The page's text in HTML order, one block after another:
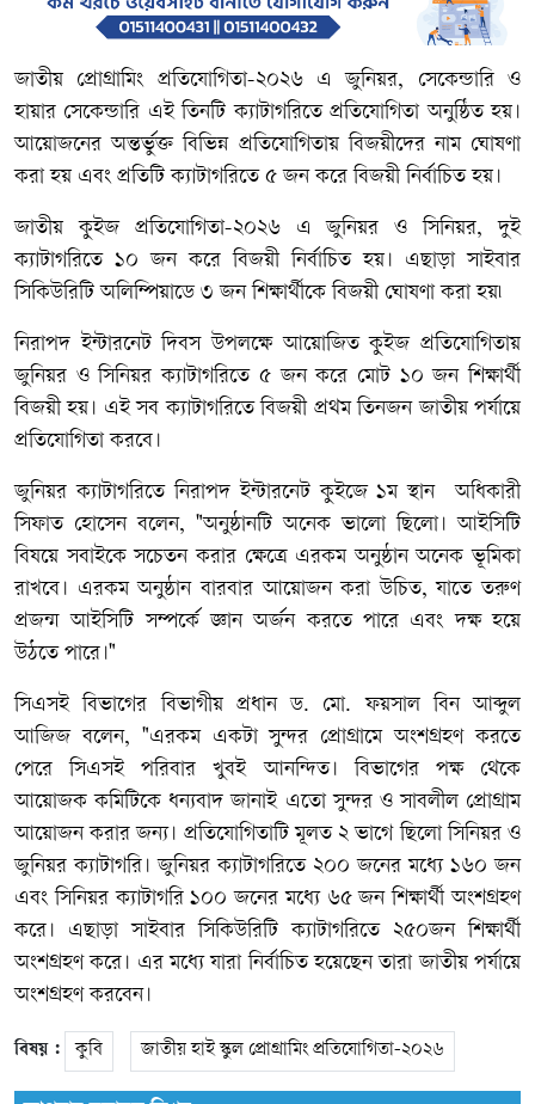
জাতীয় প্রোগ্রামিং প্রতিযোগিতা-২০২৬ এ জুনিয়র, সেকেন্ডারি ও
হায়ার সেকেন্ডারি এই তিনটি ক্যাটাগরিতে প্রতিযোগিতা অনুষ্ঠিত হয়।
আয়োজনের অন্তর্ভুক্ত বিভিন্ন প্রতিযোগিতায় বিজয়ীদের নাম ঘোষণা
করা হয় এবং প্রতিটি ক্যাটাগরিতে ৫ জন করে বিজয়ী নির্বাচিত হয়।
‎জাতীয় কুইজ প্রতিযোগিতা-২০২৬ এ জুনিয়র ও সিনিয়র, দুই
ক্যাটাগরিতে ১০ জন করে বিজয়ী নির্বাচিত হয়। এছাড়া সাইবার
সিকিউরিটি অলিম্পিয়াডে ৩ জন শিক্ষার্থীকে বিজয়ী ঘোষণা করা হয়৷
‎নিরাপদ ইন্টারনেট দিবস উপলক্ষে আয়োজিত কুইজ প্রতিযোগিতায়
জুনিয়র ও সিনিয়র ক্যাটাগরিতে ৫ জন করে মোট ১০ জন শিক্ষার্থী
বিজয়ী হয়। এই সব ক্যাটাগরিতে বিজয়ী প্রথম তিনজন জাতীয় পর্যায়ে
প্রতিযোগিতা করবে।
‎জুনিয়র ক্যাটাগরিতে নিরাপদ ইন্টারনেট কুইজে ১ম স্থান অধিকারী
সিফাত হোসেন বলেন, ‎"অনুষ্ঠানটি অনেক ভালো ছিলো। আইসিটি
বিষয়ে সবাইকে সচেতন করার ক্ষেত্রে এরকম অনুষ্ঠান অনেক ভূমিকা
রাখবে। এরকম অনুষ্ঠান বারবার আয়োজন করা উচিত, যাতে তরুণ
প্রজন্ম আইসিটি সম্পর্কে জ্ঞান অর্জন করতে পারে এবং দক্ষ হয়ে
উঠতে পারে।"
সিএসই বিভাগের বিভাগীয় প্রধান ড. মো. ফয়সাল বিন আব্দুল
আজিজ বলেন, "এরকম একটা সুন্দর প্রোগ্রামে অংশগ্রহণ করতে
পেরে সিএসই পরিবার খুবই আনন্দিত। বিভাগের পক্ষ থেকে
আয়োজক কমিটিকে ধন্যবাদ জানাই এতো সুন্দর ও সাবলীল প্রোগ্রাম
আয়োজন করার জন্য। প্রতিযোগিতাটি মূলত ২ ভাগে ছিলো সিনিয়র ও
জুনিয়র ক্যাটাগরি। জুনিয়র ক্যাটাগরিতে ২০০ জনের মধ্যে ১৬০ জন
এবং সিনিয়র ক্যাটাগরি ১০০ জনের মধ্যে ৬৫ জন শিক্ষার্থী অংশগ্রহণ
করে। এছাড়া সাইবার সিকিউরিটি ক্যাটাগরিতে ২৫০জন শিক্ষার্থী
অংশগ্রহণ করে। এর মধ্যে যারা নির্বাচিত হয়েছেন তারা জাতীয় পর্যায়ে
অংশগ্রহণ করবেন।
বিষয় : ‎কুবি জাতীয় হাই স্কুল প্রোগ্রামিং প্রতিযোগিতা-২০২৬